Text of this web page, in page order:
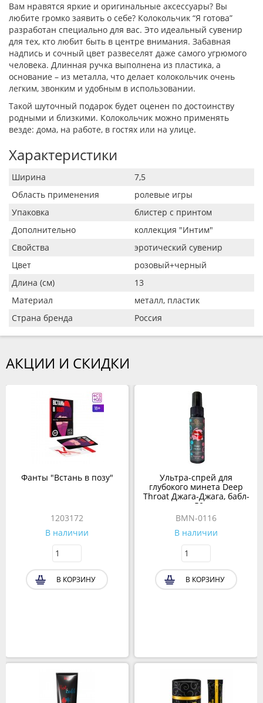
Вам нравятся яркие и оригинальные аксессуары? Вы
любите громко заявить о себе? Колокольчик “Я готова”
разработан специально для вас. Это идеальный сувенир
для тех, кто любит быть в центре внимания. Забавная
надпись и сочный цвет развеселят даже самого угрюмого
человека. Длинная ручка выполнена из пластика, а
основание – из металла, что делает колокольчик очень
легким, звонким и удобным в использовании.
Такой шуточный подарок будет оценен по достоинству
родными и близкими. Колокольчик можно применять
везде: дома, на работе, в гостях или на улице.
Характеристики
Ширина
7,5
Область применения
ролевые игры
Упаковка
блистер с принтом
Дополнительно
коллекция "Интим"
Свойства
эротический сувенир
Цвет
розовый+черный
Длина (см)
13
Материал
металл, пластик
Страна бренда
Россия
АКЦИИ И СКИДКИ
Фанты "Встань в позу"
1203172
В наличии
В КОРЗИНУ
Ультра-спрей для
глубокого минета Deep
Throat Джага-Джага, бабл-
гам, 50 мл
BMN-0116
В наличии
В КОРЗИНУ